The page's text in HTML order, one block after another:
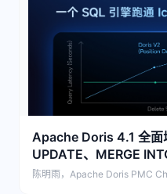
Apache Doris 4.1 全
UPDATE、MERGE
陈明雨，Apache Doris PMC